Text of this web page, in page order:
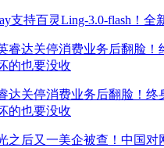
支持百灵Ling-3.0-flash！全
达关停消费业务后翻脸！终
的也要没收